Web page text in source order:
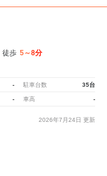
徒歩 5～8分
- 駐車台数 35台
- 車高 -
2026年7月24日 更新